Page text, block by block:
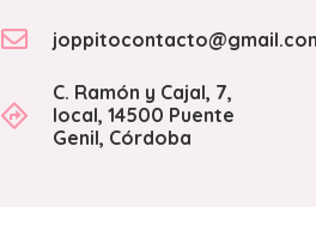
C. Ramón y Cajal, 7,
local, 14500 Puente
Genil, Córdoba